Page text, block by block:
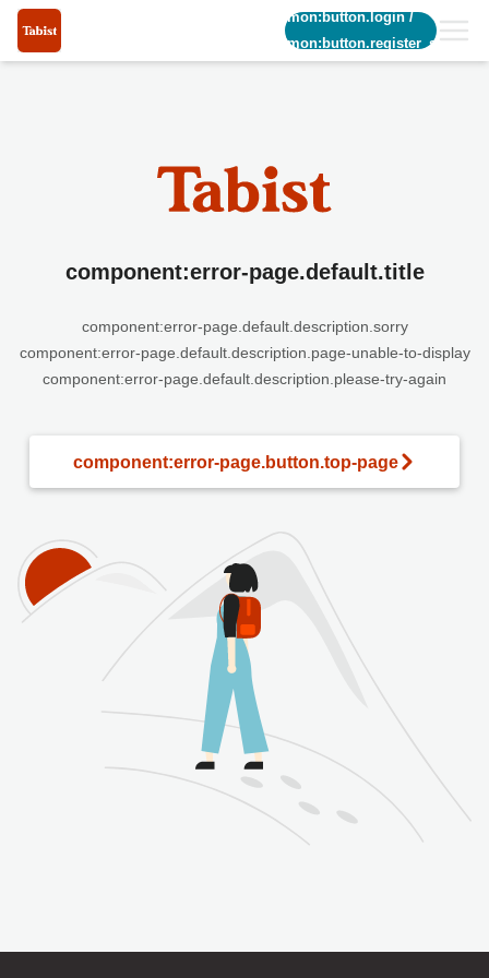
common:button.login/
common:button.register_short
component:error-page.default.title
component:error-page.default.description.sorry
component:error-page.default.description.page-unable-to-display
component:error-page.default.description.please-try-again
component:error-page.button.top-page